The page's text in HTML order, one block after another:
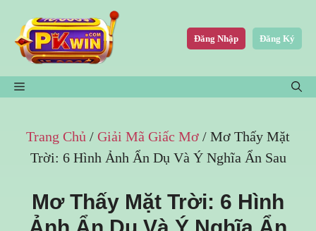
dung
Đăng Nhập Đăng Ký
MENU
Trang Chủ / Giải Mã Giấc Mơ / Mơ Thấy Mặt
Trời: 6 Hình Ảnh Ẩn Dụ Và Ý Nghĩa Ẩn Sau
Mơ Thấy Mặt Trời: 6 Hình